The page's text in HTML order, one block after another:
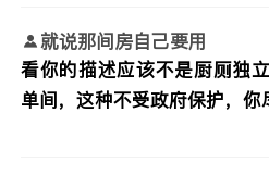
就说那间房自己要用
看你的描述应该不是厨厕独
单间，这种不受政府保护，你